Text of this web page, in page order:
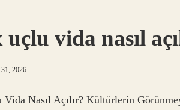
vida nasıl
31, 2026
Nasıl Açılır? Kültürlerin